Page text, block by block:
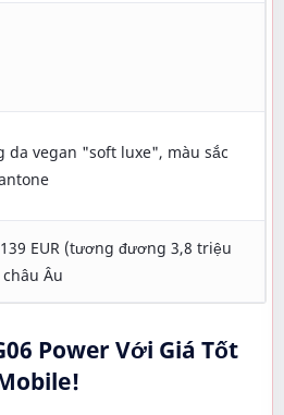
da vegan "soft luxe", màu sắc
EUR (tương đương 3,8 triệu
Âu
Power Với Giá Tốt